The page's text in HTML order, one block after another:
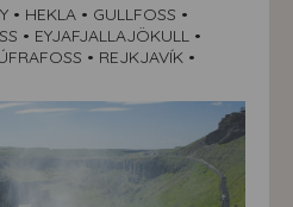
• HEKLA • GULLFOSS •
• EYJAFJALLAJÖKULL •
• REJKJAVÍK •